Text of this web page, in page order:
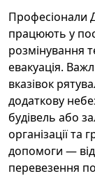
Професіонали
працюють у
розмінування
евакуація.
вказівок
додаткову
будівель або
організації та
допомоги —
перевезення